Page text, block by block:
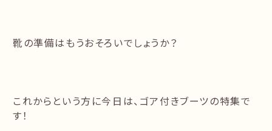
靴の準備はもうおそろいでしょうか？
これからという方に今日は、ゴア付きブーツの特集で
す！